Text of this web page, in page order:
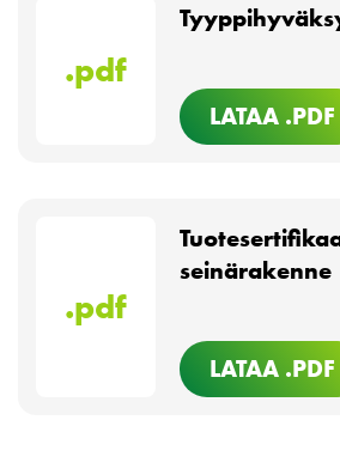
.pdf
LATAA .PDF
.pdf
seinärakenne
LATAA .PDF